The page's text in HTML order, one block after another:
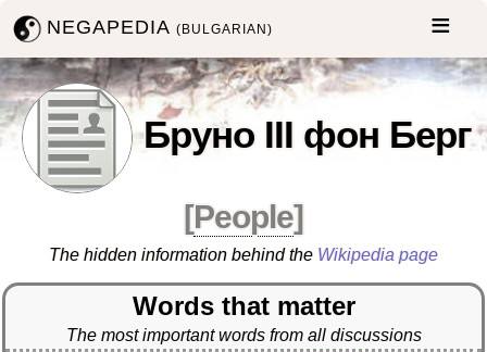
NEGAPEDIA(BULGARIAN)
Бруно III фон Берг
[People]
The hidden information behind the Wikipedia page
Words that matter
The most important words from all discussions